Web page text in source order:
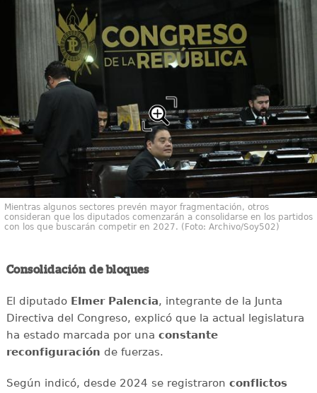
Mientras algunos sectores prevén mayor fragmentación, otros
consideran que los diputados comenzarán a consolidarse en los partidos
con los que buscarán competir en 2027. (Foto: Archivo/Soy502)
Consolidación de bloques
El diputado Elmer Palencia, integrante de la Junta
Directiva del Congreso, explicó que la actual legislatura
ha estado marcada por una constante
reconfiguración de fuerzas.
Según indicó, desde 2024 se registraron conflictos